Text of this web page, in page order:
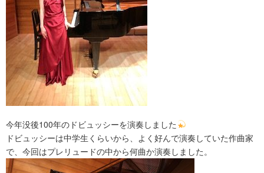
今年没後100年のドビュッシーを演奏しました
ドビュッシーは中学生くらいから、よく好んで演奏していた作曲家
で、今回はプレリュードの中から何曲か演奏しました。